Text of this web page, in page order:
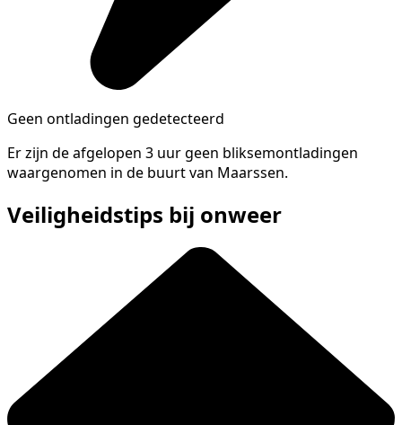
Geen ontladingen gedetecteerd
Er zijn de afgelopen 3 uur geen bliksemontladingen
waargenomen in de buurt van Maarssen.
Veiligheidstips bij onweer